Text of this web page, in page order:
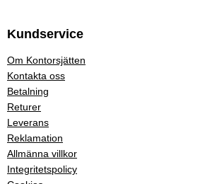
Kundservice
Om Kontorsjätten
Kontakta oss
Betalning
Returer
Leverans
Reklamation
Allmänna villkor
Integritetspolicy